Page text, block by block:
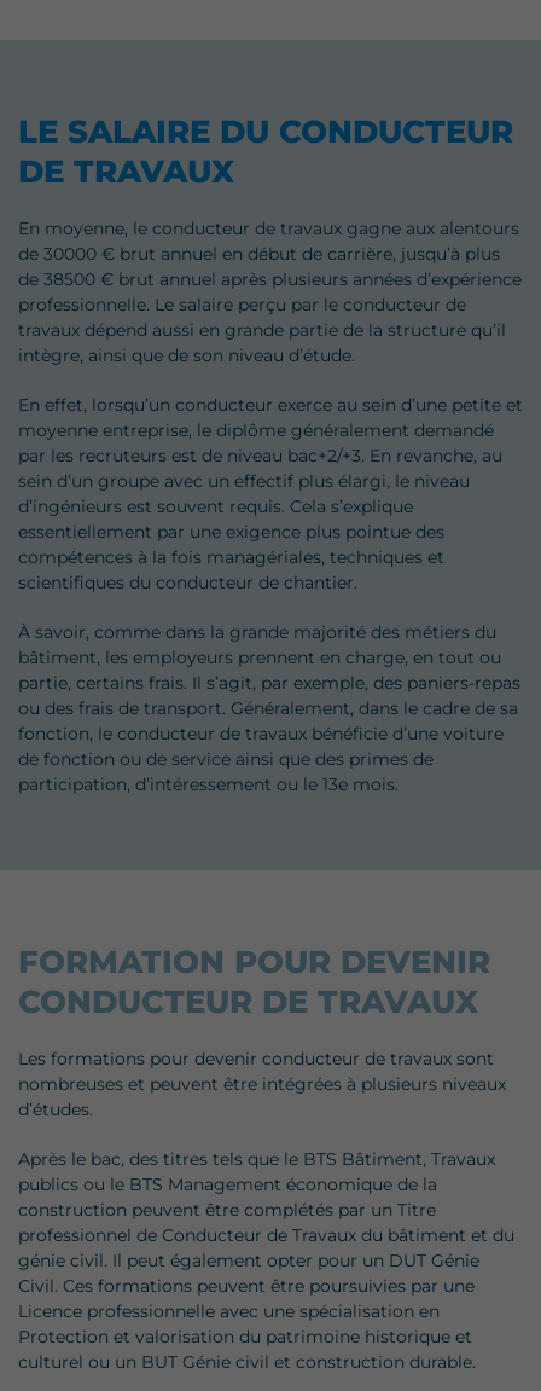
LE SALAIRE DU CONDUCTEUR
DE TRAVAUX
En moyenne, le conducteur de travaux gagne aux alentours
de 30000 € brut annuel en début de carrière, jusqu’à plus
de 38500 € brut annuel après plusieurs années d’expérience
professionnelle. Le salaire perçu par le conducteur de
travaux dépend aussi en grande partie de la structure qu’il
intègre, ainsi que de son niveau d’étude.
En effet, lorsqu’un conducteur exerce au sein d’une petite et
moyenne entreprise, le diplôme généralement demandé
par les recruteurs est de niveau bac+2/+3. En revanche, au
sein d’un groupe avec un effectif plus élargi, le niveau
d’ingénieurs est souvent requis. Cela s’explique
essentiellement par une exigence plus pointue des
compétences à la fois managériales, techniques et
scientifiques du conducteur de chantier.
À savoir, comme dans la grande majorité des métiers du
bâtiment, les employeurs prennent en charge, en tout ou
partie, certains frais. Il s’agit, par exemple, des paniers-repas
ou des frais de transport. Généralement, dans le cadre de sa
fonction, le conducteur de travaux bénéficie d’une voiture
de fonction ou de service ainsi que des primes de
participation, d’intéressement ou le 13e mois.
FORMATION POUR DEVENIR
CONDUCTEUR DE TRAVAUX
Les formations pour devenir conducteur de travaux sont
nombreuses et peuvent être intégrées à plusieurs niveaux
d’études.
Après le bac, des titres tels que le BTS Bâtiment, Travaux
publics ou le BTS Management économique de la
construction peuvent être complétés par un Titre
professionnel de Conducteur de Travaux du bâtiment et du
génie civil. Il peut également opter pour un DUT Génie
Civil. Ces formations peuvent être poursuivies par une
Licence professionnelle avec une spécialisation en
Protection et valorisation du patrimoine historique et
culturel ou un BUT Génie civil et construction durable.